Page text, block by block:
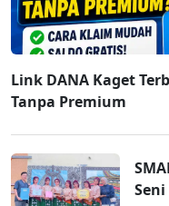
Link DANA Kaget
Tanpa Premium